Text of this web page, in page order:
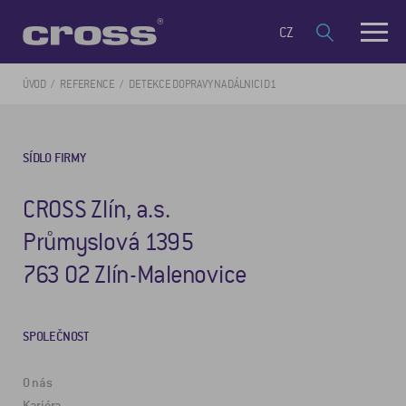
CZ
ÚVOD REFERENCE DETEKCE DOPRAVY NA DÁLNICI D1
SÍDLO FIRMY
CROSS Zlín, a.s.
Průmyslová 1395
763 02 Zlín-Malenovice
SPOLEČNOST
O nás